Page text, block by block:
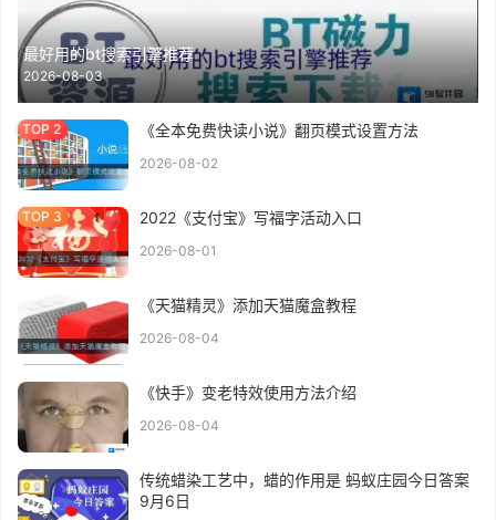
最好用的bt搜索引擎推荐
2026-08-03
《全本免费快读小说》翻页模式设置方法
2026-08-02
2022《支付宝》写福字活动入口
2026-08-01
《天猫精灵》添加天猫魔盒教程
2026-08-04
《快手》变老特效使用方法介绍
2026-08-04
传统蜡染工艺中，蜡的作用是 蚂蚁庄园今日答案
9月6日